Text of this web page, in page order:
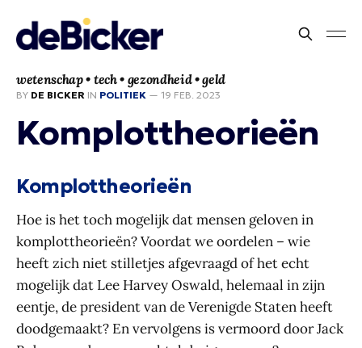
wetenschap • tech • gezondheid • geld
BY DE BICKER IN POLITIEK — 19 FEB. 2023
Komplottheorieën
Komplottheorieën
Hoe is het toch mogelijk dat mensen geloven in
komplottheorieën? Voordat we oordelen – wie
heeft zich niet stilletjes afgevraagd of het echt
mogelijk dat Lee Harvey Oswald, helemaal in zijn
eentje, de president van de Verenigde Staten heeft
doodgemaakt? En vervolgens is vermoord door Jack